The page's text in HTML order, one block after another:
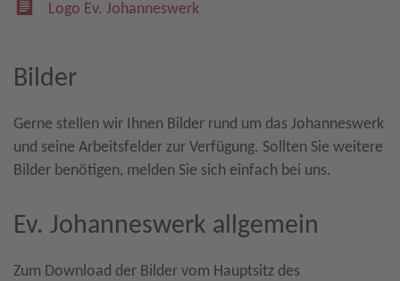
Logo Ev. Johanneswerk
Bilder
Gerne stellen wir Ihnen Bilder rund um das Johanneswerk
und seine Arbeitsfelder zur Verfügung. Sollten Sie weitere
Bilder benötigen, melden Sie sich einfach bei uns.
Ev. Johanneswerk allgemein
Zum Download der Bilder vom Hauptsitz des